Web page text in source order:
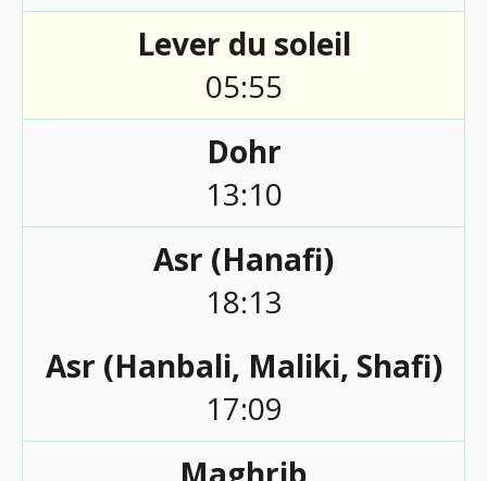
Lever du soleil
05:55
Dohr
13:10
Asr (Hanafi)
18:13
Asr (Hanbali, Maliki, Shafi)
17:09